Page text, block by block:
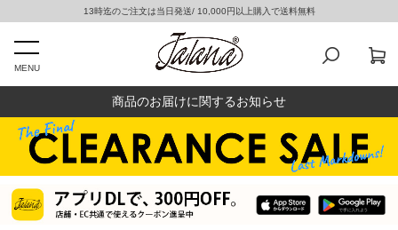
13時迄のご注文は当日発送/ 10,000円以上購入で送料無料
MENU
商品のお届けに関するお知らせ